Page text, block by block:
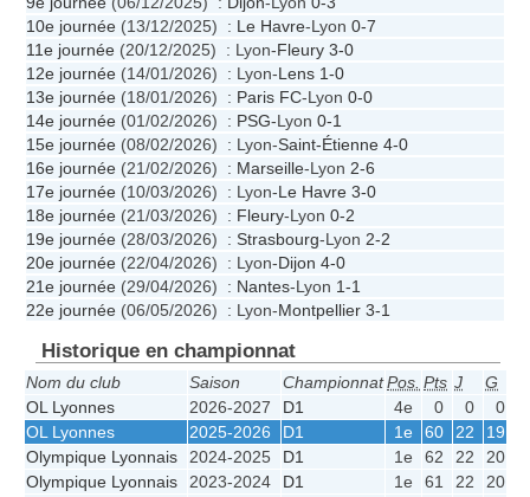
10e journée (13/12/2025) : Le Havre-Lyon 0-7
11e journée (20/12/2025) : Lyon-Fleury 3-0
12e journée (14/01/2026) : Lyon-Lens 1-0
13e journée (18/01/2026) : Paris FC-Lyon 0-0
14e journée (01/02/2026) : PSG-Lyon 0-1
15e journée (08/02/2026) : Lyon-Saint-Étienne 4-0
16e journée (21/02/2026) : Marseille-Lyon 2-6
17e journée (10/03/2026) : Lyon-Le Havre 3-0
18e journée (21/03/2026) : Fleury-Lyon 0-2
19e journée (28/03/2026) : Strasbourg-Lyon 2-2
20e journée (22/04/2026) : Lyon-Dijon 4-0
21e journée (29/04/2026) : Nantes-Lyon 1-1
22e journée (06/05/2026) : Lyon-Montpellier 3-1
Historique en championnat
Nom du club Saison ChampionnatPos. Pts J G
OL Lyonnes
2026-2027 D1 4e 0 0 0
OL Lyonnes
2025-2026 D1 1e 60 22 19
Olympique Lyonnais
2024-2025 D1 1e 62 22 20
Olympique Lyonnais
2023-2024 D1 1e 61 22 20